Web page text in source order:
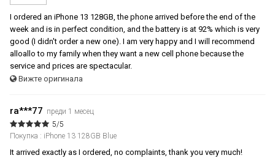
I ordered an iPhone 13 128GB, the phone arrived before the end of the
week and is in perfect condition, and the battery is at 92% which is very
good (I didn't order a new one). I am very happy and I will recommend
alloallo to my family when they want a new cell phone because the
service and prices are spectacular.
Вижте оригинала
ra***77 преди 1 месец
5/5
Покупка : iPhone 13 128GB Blue
It arrived exactly as I ordered, no complaints, thank you very much!